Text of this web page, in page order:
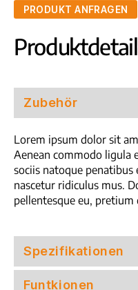
PRODUKT ANFRAGEN
Zubehör
Lorem ipsum dolor sit
Aenean commodo ligula
sociis natoque
nascetur ridiculus mus.
pellentesque eu, pretium
Spezifikationen
Funtkionen